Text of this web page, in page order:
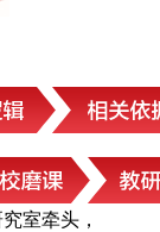
室牵头，